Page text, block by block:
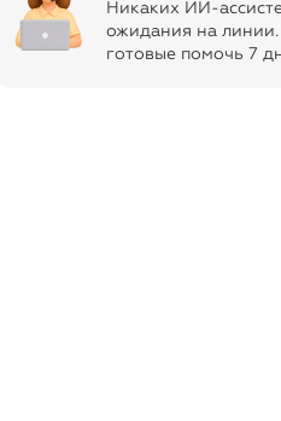
Никаких ИИ-
ожидания на
готовые помочь 7